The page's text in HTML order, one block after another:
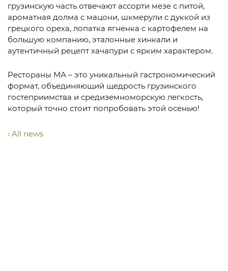
грузинскую часть отвечают ассорти мезе с питой,
ароматная долма с мацони, шкмерули с дуккой из
грецкого ореха, лопатка ягненка с картофелем на
большую компанию, эталонные хинкали и
аутентичный рецепт хачапури с ярким характером.
Рестораны МА – это уникальный гастрономический
формат, объединяющий щедрость грузинского
гостеприимства и средиземноморскую легкость,
который точно стоит попробовать этой осенью!
All news